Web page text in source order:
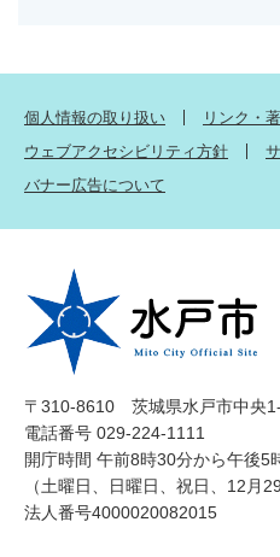
個人情報の取り扱い
リンク・
ウェブアクセシビリティ方針
バナー広告について
〒310-8610 茨城県水戸市中央
電話番号 029-224-1111
開庁時間 午前8時30分から午後5
（土曜日、日曜日、祝日、12月
法人番号4000020082015